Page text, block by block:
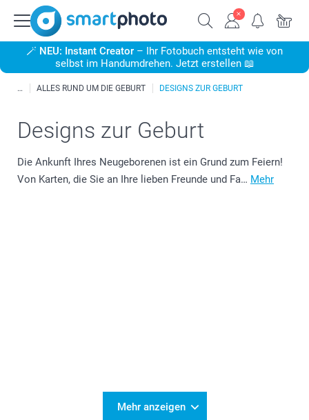
🪄 NEU: Instant Creator – Ihr Fotobuch entsteht wie von
selbst im Handumdrehen. Jetzt erstellen 📖
ALLES RUND UM DIE GEBURT DESIGNS ZUR GEBURT
Designs zur Geburt
Die Ankunft Ihres Neugeborenen ist ein Grund zum Feiern!
Von Karten, die Sie an Ihre lieben Freunde und Fa… Mehr
Mehr anzeigen